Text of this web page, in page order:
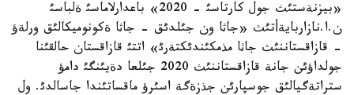
«بيزنةستئث جول كارتاسئ - 2020» باعدارلاماسئ ةلباسئ
ن.ا.نازاربايةأتئث «جاثا ون جئلدئق - جاثا ةكونوميكالئق ورلةؤ
- قازاقستاننئث جاثا مذمكئندئكتةرئ» اتتئ قازاقستان حالقئنا
جولداؤئن جانة قازاقستاننئث 2020 جئلعا دةيئنگئ دامؤ
ستراتةگيالئق جوسپارئن جذزةگة اسئرؤ ماقساتئندا جاسالدئ. ول